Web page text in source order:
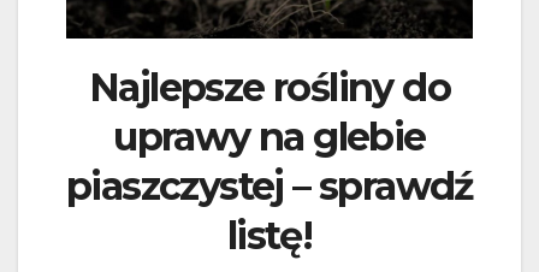
Najlepsze rośliny do
uprawy na glebie
piaszczystej – sprawdź
listę!